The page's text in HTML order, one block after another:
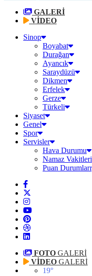
GALERİ
VİDEO
Sinop
Boyabat
Durağan
Ayancık
Saraydüzü
Dikmen
Erfelek
Gerze
Türkeli
Siyaset
Genel
Spor
Servisler
Hava Durumu
Namaz Vakitleri
Puan Durumları
FOTO GALERİ
VİDEO GALERİ
19°